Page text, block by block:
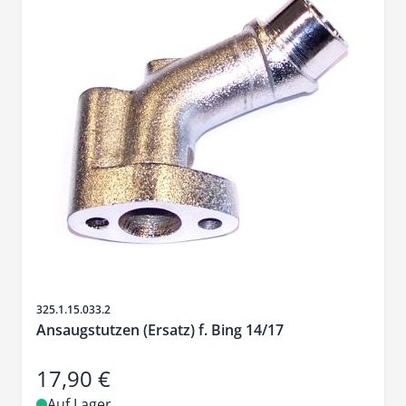
Artikelnr.
325.1.15.033.2
Ansaugstutzen (Ersatz) f. Bing 14/17
17,90 €